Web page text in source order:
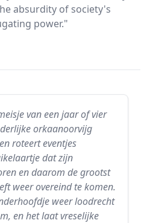
absurdity of society's
power."
van een jaar of vier
orkaanoorvijg
roteert eventjes
dat zijn
en daarom de grootst
weer overeind te komen.
weer loodrecht
en het laat vreselijke